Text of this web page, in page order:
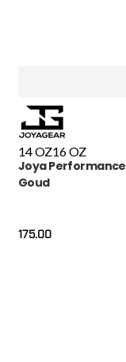
14 OZ16 OZ
Joya
Goud
175.00